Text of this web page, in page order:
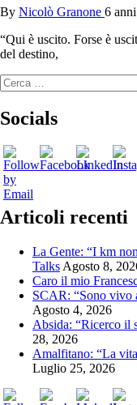
By Nicolò Granone 6
“Qui è uscito. Forse è
del destino,
Ricerca
per:
Socials
Articoli recenti
La Gente: “I km
Talks Agosto 8,
Caro il mio
SCAR: “Sono vivo
Agosto 4, 2026
Absida: “Ricerco il
28, 2026
Amalfitano: “La
Luglio 25, 2026